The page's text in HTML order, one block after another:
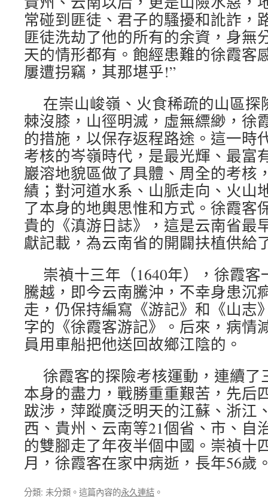
常碰到匪徒、君子的騷擾和訛詐，
匪徒洗劫了他的所有的余資，身無
天的情形都有。飽經患難的徐霞客
屢遭拐竊，其那堪乎!”
在崇山峻嶺、火食稀疏的山區
棘沒膝，山徑明滅，虛無縹緲，徐
的措施，以保存返程路途。這一時
考核的岑嶺時代，是最光輝、最富
巖溶地貌區做了具體、周全的考核
績；對河道水系、山脈走向、火山
了本身的地輿思惟和方式。徐霞客
貴的《滇游日誌》，這是云南省最
獻記載，為云南省的開闢扶植供給
崇禎十三年（1640年），徐霞
騰越，即今云南騰沖，不幸身患沉
走，仍保持編寫《游記》和《山志
字的《徐霞客游記》。后來，病情
員用車船把他送回故鄉江陰的。
徐霞客的探險考核運動，連續了
本身的盡力，戰勝重重艱苦，先后
跋涉，萍蹤廣泛明天的江蘇、浙江
西、貴州、云南等21個省、市、自
的雙腳走了年夜半個中國。崇禎十
月，徐霞客在家中病逝，長年56歲
分類: 未分類。這篇內容的永久連結 。